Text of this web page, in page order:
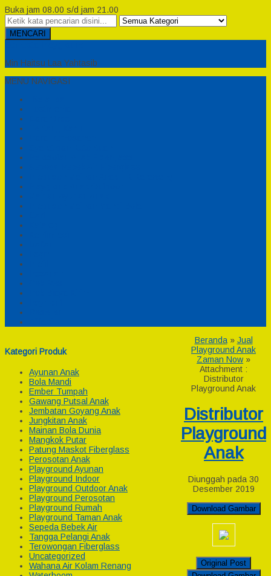
Buka jam 08.00 s/d jam 21.00
MENCARI
Min Haitsu Laa Yahtasib
MENU NAVIGASI
Kategori Produk
Ayunan Anak
Bola Mandi
Ember Tumpah
Gawang Putsal Anak
Jembatan Goyang Anak
Jungkitan Anak
Mainan Bola Dunia
Mangkok Putar
Patung Maskot Fiberglass
Perosotan Anak
Playground Ayunan
Playground Indoor
Playground Outdoor Anak
Playground Perosotan
Playground Rumah
Playground Taman Anak
Sepeda Bebek Air
Tangga Pelangi Anak
Terowongan Fiberglass
Uncategorized
Wahana Air Kolam Renang
Beranda» Jual
Playground Anak
Zaman Now »
Attachment :
Distributor
Playground Anak
Distributor
Playground
Anak
Diunggah pada 30
Desember 2019
Download Gambar
Original Post